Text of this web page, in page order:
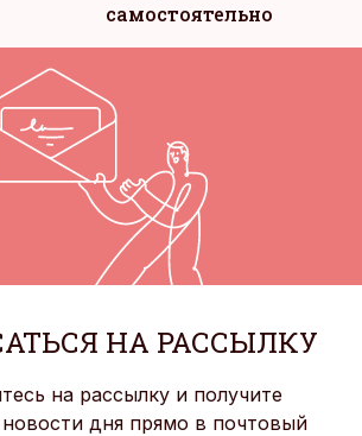
самостоятельно
НА РАССЫЛКУ
на рассылку и получите
дня прямо в почтовый